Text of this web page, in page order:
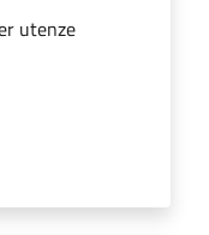
utenze